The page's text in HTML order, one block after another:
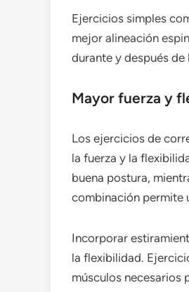
Ejercicios simples
mejor alineación
durante y después
Mayor fuerza y
Los ejercicios de
la fuerza y la
buena postura,
combinación permite
Incorporar
la flexibilidad.
músculos necesarios